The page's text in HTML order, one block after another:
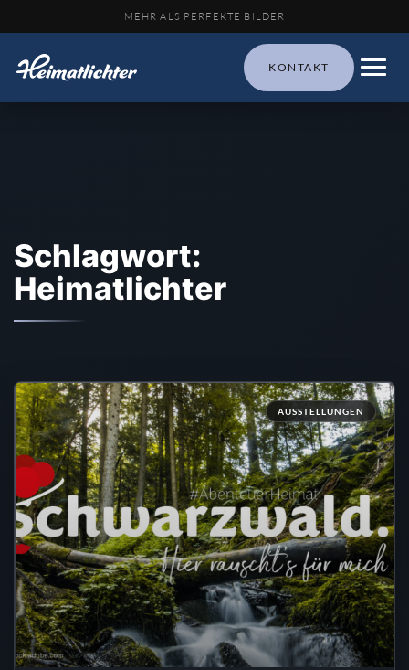
MEHR ALS PERFEKTE BILDER
KONTAKT
Schlagwort:
Heimatlichter
AUSSTELLUNGEN